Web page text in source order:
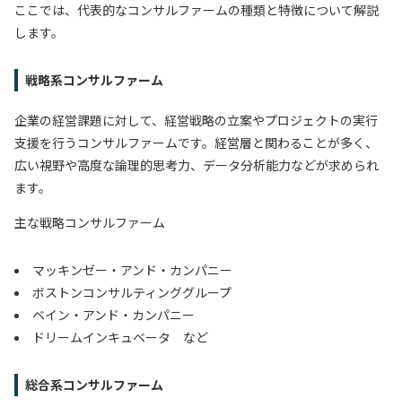
ここでは、代表的なコンサルファームの種類と特徴について解説
します。
戦略系コンサルファーム
企業の経営課題に対して、経営戦略の立案やプロジェクトの実行
支援を行うコンサルファームです。経営層と関わることが多く、
広い視野や高度な論理的思考力、データ分析能力などが求められ
ます。
主な戦略コンサルファーム
マッキンゼー・アンド・カンパニー
ボストンコンサルティンググループ
ベイン・アンド・カンパニー
ドリームインキュベータ など
総合系コンサルファーム